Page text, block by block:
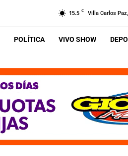
15.5 C Villa Carlos
POLÍTICA VIVO SHOW